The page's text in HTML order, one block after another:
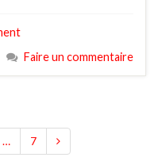
Faire un commentaire
… 7